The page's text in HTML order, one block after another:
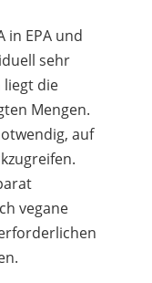
in EPA und
sehr
liegt die
Mengen.
auf
vegane